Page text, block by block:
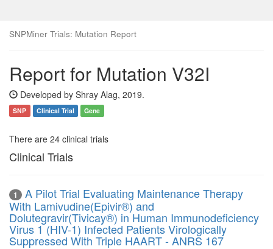
SNPMiner Trials: Mutation Report
Report for Mutation V32I
Developed by Shray Alag, 2019.
SNP Clinical Trial Gene
There are 24 clinical trials
Clinical Trials
1
A Pilot Trial Evaluating Maintenance Therapy
With Lamivudine(Epivir®) and
Dolutegravir(Tivicay®) in Human Immunodeficiency
Virus 1 (HIV-1) Infected Patients Virologically
Suppressed With Triple HAART - ANRS 167